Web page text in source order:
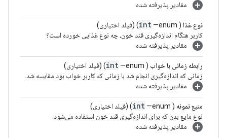
مقادیر پذیرفته شده
نوع غذا (
int —enum) (فیلد اختیاری)
کاربر هنگام اندازه‌گیری قند خون، چه نوع غذایی خورده است؟
مقادیر پذیرفته شده
رابطه زمانی با خواب (
int —enum) (فیلد اختیاری)
زمانی که اندازه‌گیری انجام شد با زمانی که کاربر خواب بود مقایسه شد.
مقادیر پذیرفته شده
منبع نمونه (
int —enum) (فیلد اختیاری)
نوع مایع بدن که برای اندازه‌گیری قند خون استفاده می‌شود.
مقادیر پذیرفته شده